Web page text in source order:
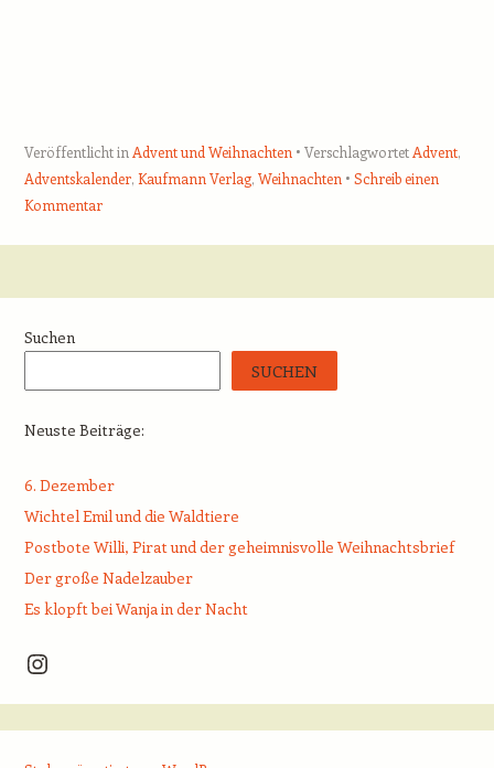
Veröffentlicht in Advent und Weihnachten Verschlagwortet Advent,
Adventskalender, Kaufmann Verlag, Weihnachten
Schreib einen
Kommentar
Suchen
SUCHEN
Neuste Beiträge:
6. Dezember
Wichtel Emil und die Waldtiere
Postbote Willi, Pirat und der geheimnisvolle Weihnachtsbrief
Der große Nadelzauber
Es klopft bei Wanja in der Nacht
Instagram